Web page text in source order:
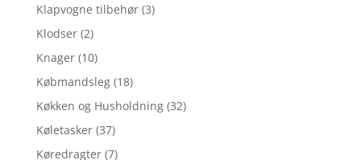
Klapvogne tilbehør (3)
Klodser (2)
Knager (10)
Købmandsleg (18)
Køkken og Husholdning (32)
Køletasker (37)
Køredragter (7)